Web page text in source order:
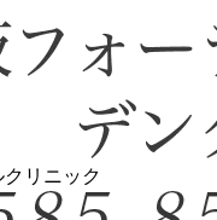
リニック